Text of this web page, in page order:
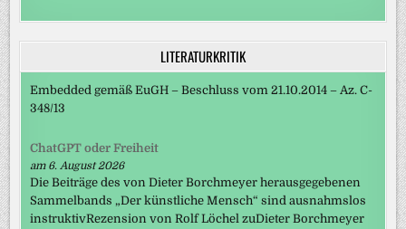
LITERATURKRITIK
Embedded gemäß EuGH – Beschluss vom 21.10.2014 – Az. C-
348/13
ChatGPT oder Freiheit
am 6. August 2026
Die Beiträge des von Dieter Borchmeyer herausgegebenen
Sammelbands „Der künstliche Mensch“ sind ausnahmslos
instruktivRezension von Rolf Löchel zuDieter Borchmeyer